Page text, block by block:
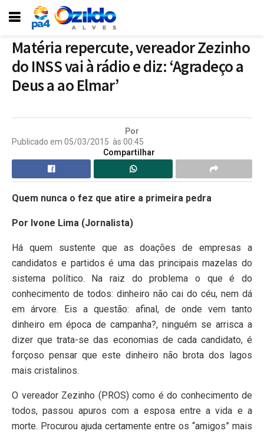
Matéria repercute, vereador Zezinho
do INSS vai à rádio e diz: ‘Agradeço a
Deus a ao Elmar’
Por
Publicado em 05/03/2015 às 00:45
Compartilhar
Quem nunca o fez que atire a primeira pedra
Por Ivone Lima (Jornalista)
Há quem sustente que as doações de empresas a
candidatos e partidos é uma das principais mazelas do
sistema político. Na raiz do problema o que é do
conhecimento de todos: dinheiro não cai do céu, nem dá
em árvore. Eis a questão: afinal, de onde vem tanto
dinheiro em época de campanha?, ninguém se arrisca a
dizer que trata-se das economias de cada candidato, é
forçoso pensar que este dinheiro não brota dos lagos
mais cristalinos.
O vereador Zezinho (PROS) como é do conhecimento de
todos, passou apuros com a esposa entre a vida e a
morte. Procurou ajuda certamente entre os “amigos” mais